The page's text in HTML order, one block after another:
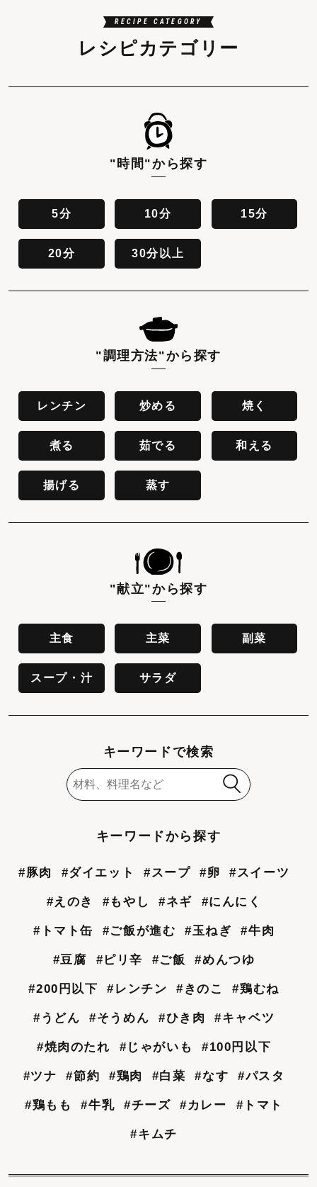
RECIPE CATEGORY
レシピカテゴリー
"時間"から探す
5分 10分 15分
20分 30分以上
"調理方法"から探す
レンチン 炒める 焼く
煮る 茹でる 和える
揚げる 蒸す
"献立"から探す
主食 主菜 副菜
スープ・汁 サラダ
キーワードで検索
キーワードから探す
#豚肉 #ダイエット #スープ #卵 #スイーツ
#えのき #もやし #ネギ #にんにく
#トマト缶 #ご飯が進む #玉ねぎ #牛肉
#豆腐 #ピリ辛 #ご飯 #めんつゆ
#200円以下 #レンチン #きのこ #鶏むね
#うどん #そうめん #ひき肉 #キャベツ
#焼肉のたれ #じゃがいも #100円以下
#ツナ #節約 #鶏肉 #白菜 #なす #パスタ
#鶏もも #牛乳 #チーズ #カレー #トマト
#キムチ